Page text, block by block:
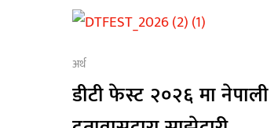
अर्थ
डीटी फेस्ट २०२६ मा नेपाली